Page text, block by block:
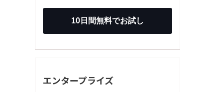
エンタープライズ